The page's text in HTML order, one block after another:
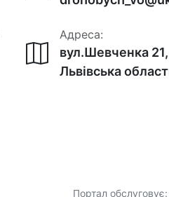
Адреса:
вул.Шевченка
Львівська
Портал